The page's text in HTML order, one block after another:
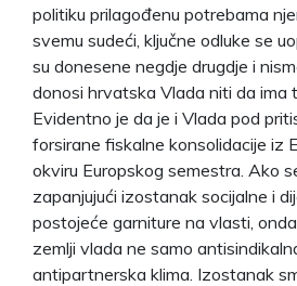
politiku prilagođenu potrebama
svemu sudeći, ključne odluke se
su donesene negdje drugdje i
donosi hrvatska Vlada niti da ima
Evidentno je da je i Vlada pod
forsirane fiskalne konsolidacije iz
okviru Europskog semestra. Ako
zapanjujući izostanak socijalne i
postojeće garniture na vlasti,
zemlji vlada ne samo
antipartnerska klima. Izostanak